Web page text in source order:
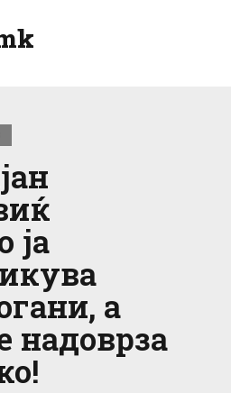
ја
а
надоврза